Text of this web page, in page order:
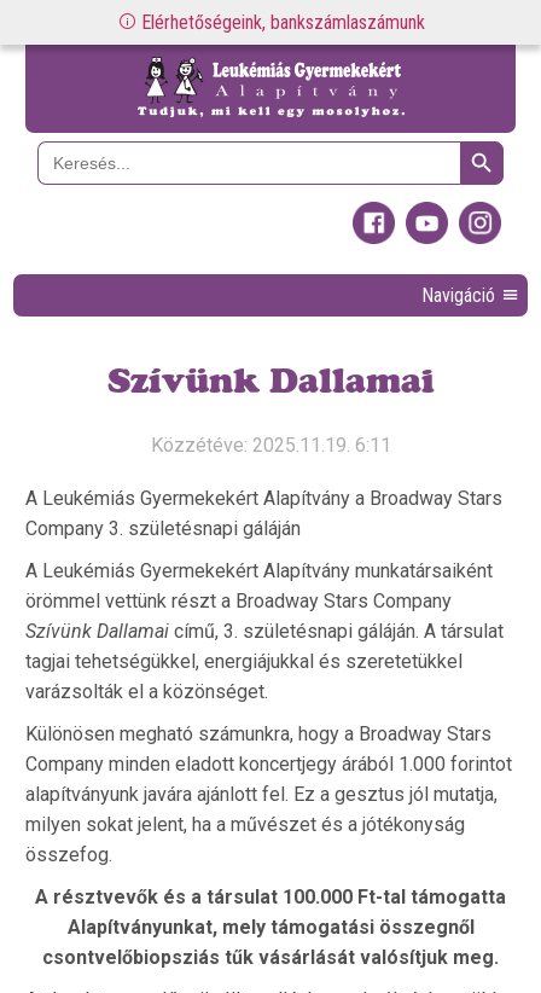
Elérhetőségeink, bankszámlaszámunk
Search
for:
Search Button
Navigáció
Szívünk Dallamai
Közzétéve: 2025.11.19. 6:11
A Leukémiás Gyermekekért Alapítvány a Broadway Stars
Company 3. születésnapi gáláján
A Leukémiás Gyermekekért Alapítvány munkatársaiként
örömmel vettünk részt a Broadway Stars Company
Szívünk Dallamai című, 3. születésnapi gáláján. A társulat
tagjai tehetségükkel, energiájukkal és szeretetükkel
varázsolták el a közönséget.
Különösen megható számunkra, hogy a Broadway Stars
Company minden eladott koncertjegy árából 1.000 forintot
alapítványunk javára ajánlott fel. Ez a gesztus jól mutatja,
milyen sokat jelent, ha a művészet és a jótékonyság
összefog.
A résztvevők és a társulat 100.000 Ft-tal támogatta
Alapítványunkat, mely támogatási összegnől
csontvelőbiopsziás tűk vásárlását valósítjuk meg.